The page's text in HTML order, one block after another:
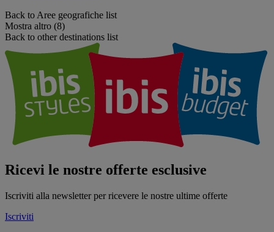
Back to Aree geografiche list
Mostra altro (8)
Back to other destinations list
Ricevi le nostre offerte esclusive
Iscriviti alla newsletter per ricevere le nostre ultime offerte
Iscriviti